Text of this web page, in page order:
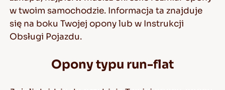
w twoim samochodzie. Informacja ta znajduje
się na boku Twojej opony lub w Instrukcji
Obsługi Pojazdu.
Opony typu run-flat